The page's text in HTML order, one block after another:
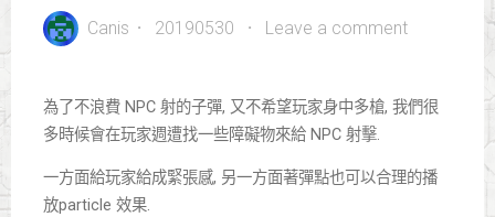
Canis 20190530 Leave a comment
為了不浪費 NPC 射的子彈, 又不希望玩家身中多槍, 我們很
多時候會在玩家週遭找一些障礙物來給 NPC 射擊.
一方面給玩家給成緊張感, 另一方面著彈點也可以合理的播
放particle 效果.